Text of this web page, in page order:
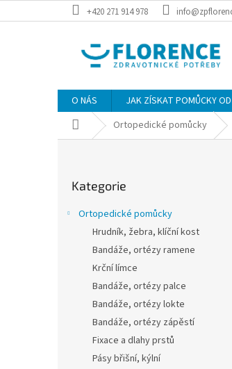
na
+420 271 914 978
O NÁS JAK ZÍSKAT POMŮCKY OD
Domů Ortopedické pomůcky
kategorie
Kategorie
Ortopedické pomůcky
Hrudník, žebra, klíční kost
Bandáže, ortézy ramene
Krční límce
Bandáže, ortézy palce
Bandáže, ortézy lokte
Bandáže, ortézy zápěstí
Fixace a dlahy prstů
Pásy břišní, kýlní